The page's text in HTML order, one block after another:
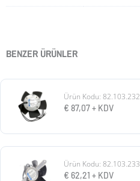
BENZER ÜRÜNLER
Ürün Kodu: 82.103.232
€ 87,07+ KDV
Ürün Kodu: 82.103.233
€ 62,21 + KDV